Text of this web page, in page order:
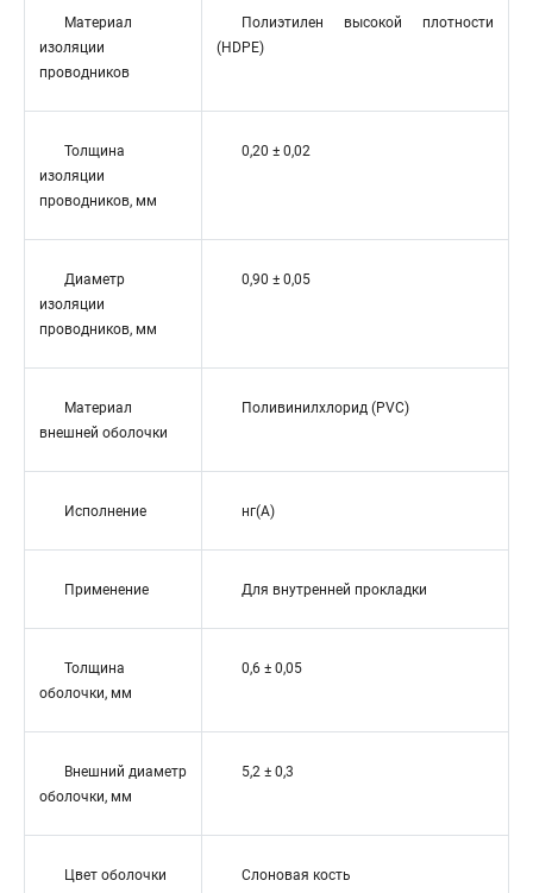
Материал
изоляции
проводников
Полиэтилен высокой плотности
(HDPE)
Толщина
изоляции
проводников, мм
0,20 ± 0,02
Диаметр
изоляции
проводников, мм
0,90 ± 0,05
Материал
внешней оболочки
Поливинилхлорид (PVC)
Исполнение нг(A)
Применение Для внутренней прокладки
Толщина
оболочки, мм
0,6 ± 0,05
Внешний диаметр
оболочки, мм
5,2 ± 0,3
Цвет оболочки Слоновая кость